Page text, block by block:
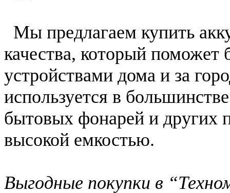
Мы предлагаем купить
качества, который поможет
устройствами дома и за
используется в
бытовых фонарей и других
высокой емкостью.
Выгодные покупки в